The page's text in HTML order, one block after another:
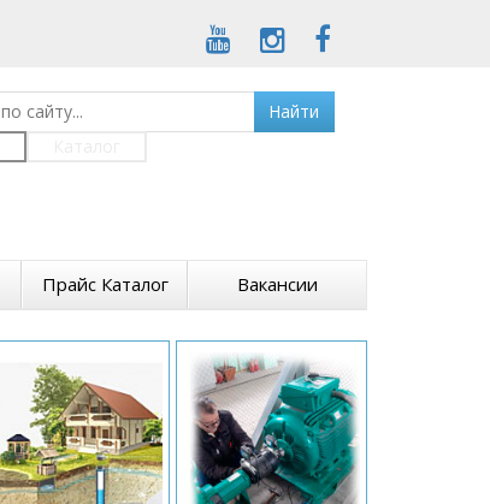
Найти
Прайс Каталог Вакансии